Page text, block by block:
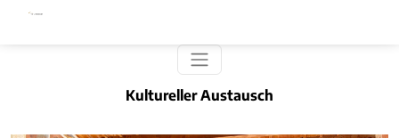
Direkt zum Inhalt
Kultureller Austausch